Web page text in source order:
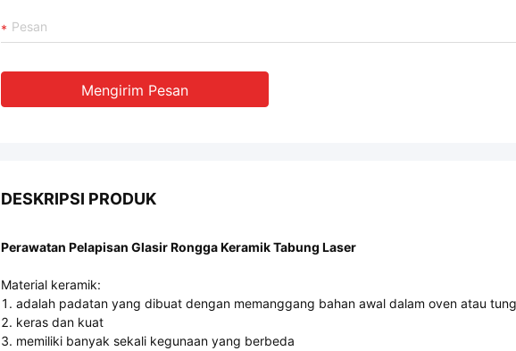
Mengirim Pesan
DESKRIPSI PRODUK
Perawatan Pelapisan Glasir Rongga Keramik Tabung Laser
Material keramik:
1. adalah padatan yang dibuat dengan memanggang bahan awal dalam oven atau
2. keras dan kuat
3. memiliki banyak sekali kegunaan yang berbeda